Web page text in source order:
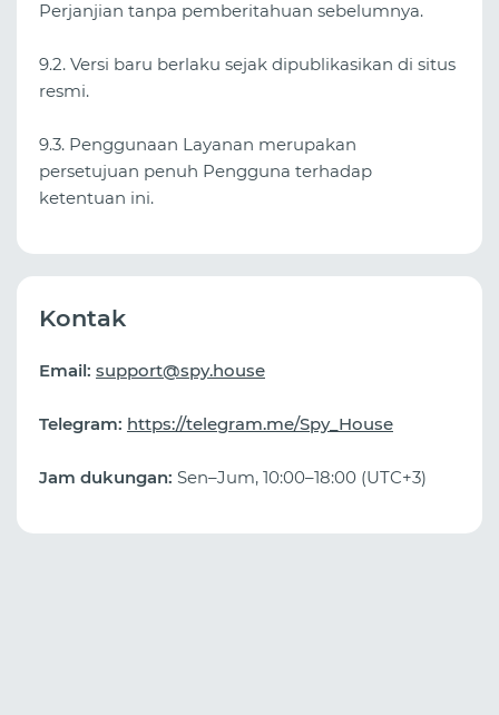
Perjanjian tanpa pemberitahuan sebelumnya.
9.2. Versi baru berlaku sejak dipublikasikan di situs
resmi.
9.3. Penggunaan Layanan merupakan
persetujuan penuh Pengguna terhadap
ketentuan ini.
Kontak
Email: support@spy.house
Telegram: https://telegram.me/Spy_House
Jam dukungan: Sen–Jum, 10:00–18:00 (UTC+3)